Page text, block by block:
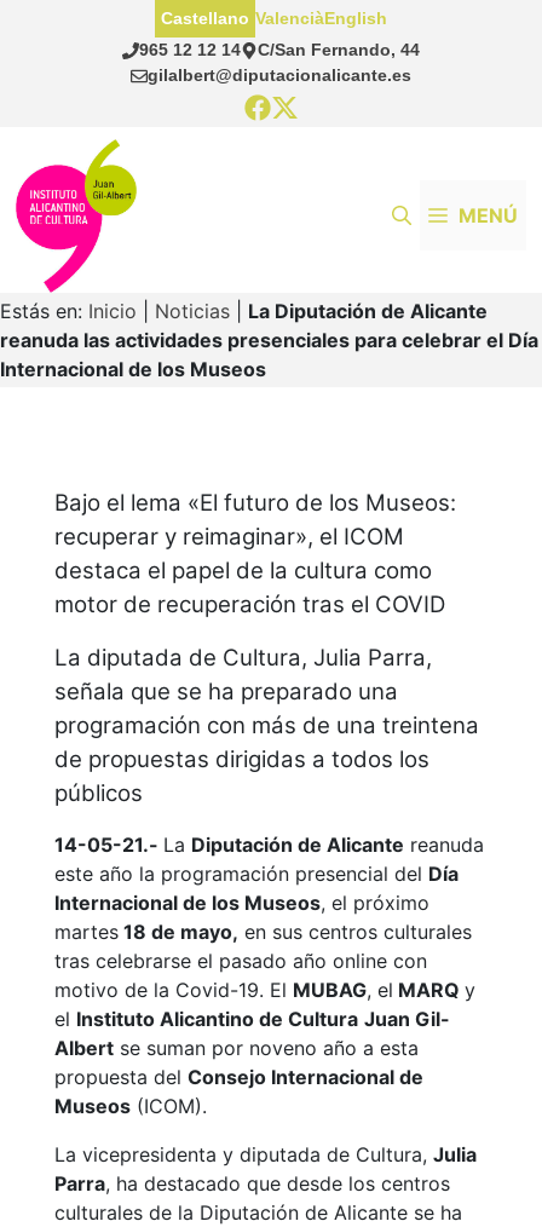
965 12 12 14
C/San Fernando, 44
gilalbert@diputacionalicante.es
Castellano ValenciàEnglish
MENÚ
Estás en: Inicio Noticias
La Diputación de Alicante
reanuda las actividades presenciales para celebrar el Día
Internacional de los Museos
Bajo el lema «El futuro de los Museos:
recuperar y reimaginar», el ICOM
destaca el papel de la cultura como
motor de recuperación tras el COVID
La diputada de Cultura, Julia Parra,
señala que se ha preparado una
programación con más de una treintena
de propuestas dirigidas a todos los
públicos
14-05-21.- La Diputación de Alicante reanuda
este año la programación presencial del Día
Internacional de los Museos, el próximo
martes 18 de mayo, en sus centros culturales
tras celebrarse el pasado año online con
motivo de la Covid-19. El MUBAG, el MARQ y
el Instituto Alicantino de Cultura Juan Gil-
Albert se suman por noveno año a esta
propuesta del Consejo Internacional de
Museos (ICOM).
La vicepresidenta y diputada de Cultura, Julia
Parra, ha destacado que desde los centros
culturales de la Diputación de Alicante se ha